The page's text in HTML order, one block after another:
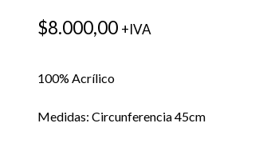
$8.000,00 +IVA
100% Acrílico
Medidas: Circunferencia 45cm